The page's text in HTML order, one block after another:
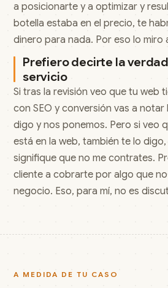
a posicionarte y a optimizar y
botella estaba en el precio, te
dinero para nada. Por eso lo miro
Prefiero decirte la
servicio
Si tras la revisión veo que tu web
con SEO y conversión vas a notar
digo y nos ponemos. Pero si veo
está en la web, también te lo
signifique que no me contrates.
cliente a cobrarte por algo que
negocio. Eso, para mí, no es
A MEDIDA DE TU CASO